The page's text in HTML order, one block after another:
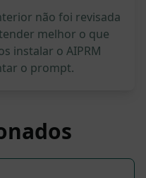
não foi revisada
melhor o que
instalar o AIPRM
o prompt.